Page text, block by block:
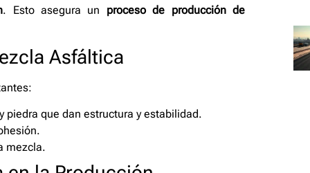
. Esto asegura un proceso de producción de
Asfáltica
piedra que dan estructura y estabilidad.
mezcla.